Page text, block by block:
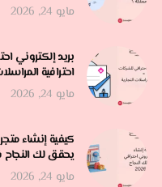
مايو 24, 2026
بريد إلكتروني
احترافية
مايو 24, 2026
كيفية إنشاء
يحقق لك النجاح في
مايو 24, 2026